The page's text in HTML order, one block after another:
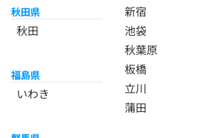
秋田県
秋田
福島県
いわき
新宿
池袋
秋葉原
板橋
立川
蒲田